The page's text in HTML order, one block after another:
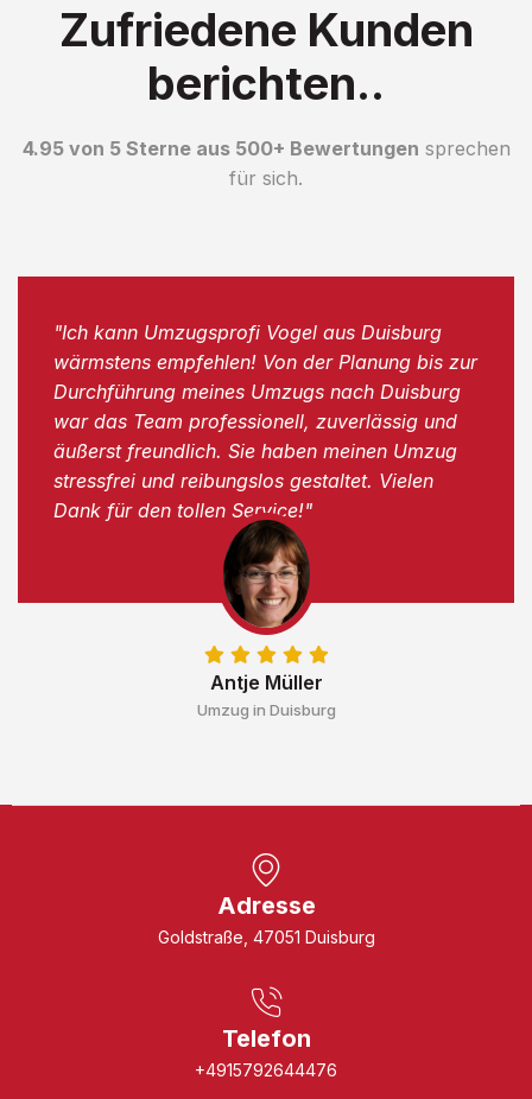
Zufriedene Kunden
berichten..
4.95 von 5 Sterne aus 500+ Bewertungen sprechen
für sich.
Antje Müller
Umzug in Duisburg
"Ich kann Umzugsprofi Vogel aus Duisburg
wärmstens empfehlen! Von der Planung bis zur
Durchführung meines Umzugs nach Duisburg
war das Team professionell, zuverlässig und
äußerst freundlich. Sie haben meinen Umzug
stressfrei und reibungslos gestaltet. Vielen
Dank für den tollen Service!"
Adresse
Goldstraße, 47051 Duisburg
Telefon
+4915792644476